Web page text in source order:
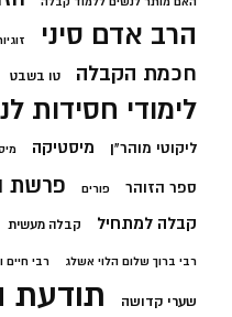
הרב אדם סיני
חכמת הקבלה טו בשבט
לימודי חסידות
ליקוטי מוהר"ן מיסטיקה
ספר הזוהר פורים פרשת
קבלה למתחיל קבלה מעשית
רבי ברוך שלום הלוי אשלג רבי חיים
שערי קדושה תודעת